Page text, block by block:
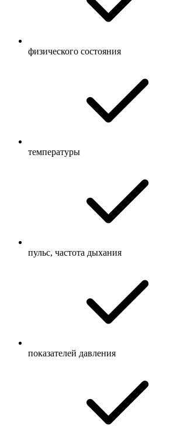
физического состояния
температуры
пульс, частота дыхания
показателей давления